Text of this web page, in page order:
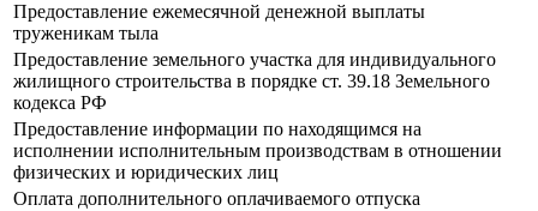
Предоставление ежемесячной денежной выплаты
труженикам тыла
Предоставление земельного участка для индивидуального
жилищного строительства в порядке ст. 39.18 Земельного
кодекса РФ
Предоставление информации по находящимся на
исполнении исполнительным производствам в отношении
физических и юридических лиц
Оплата дополнительного оплачиваемого отпуска